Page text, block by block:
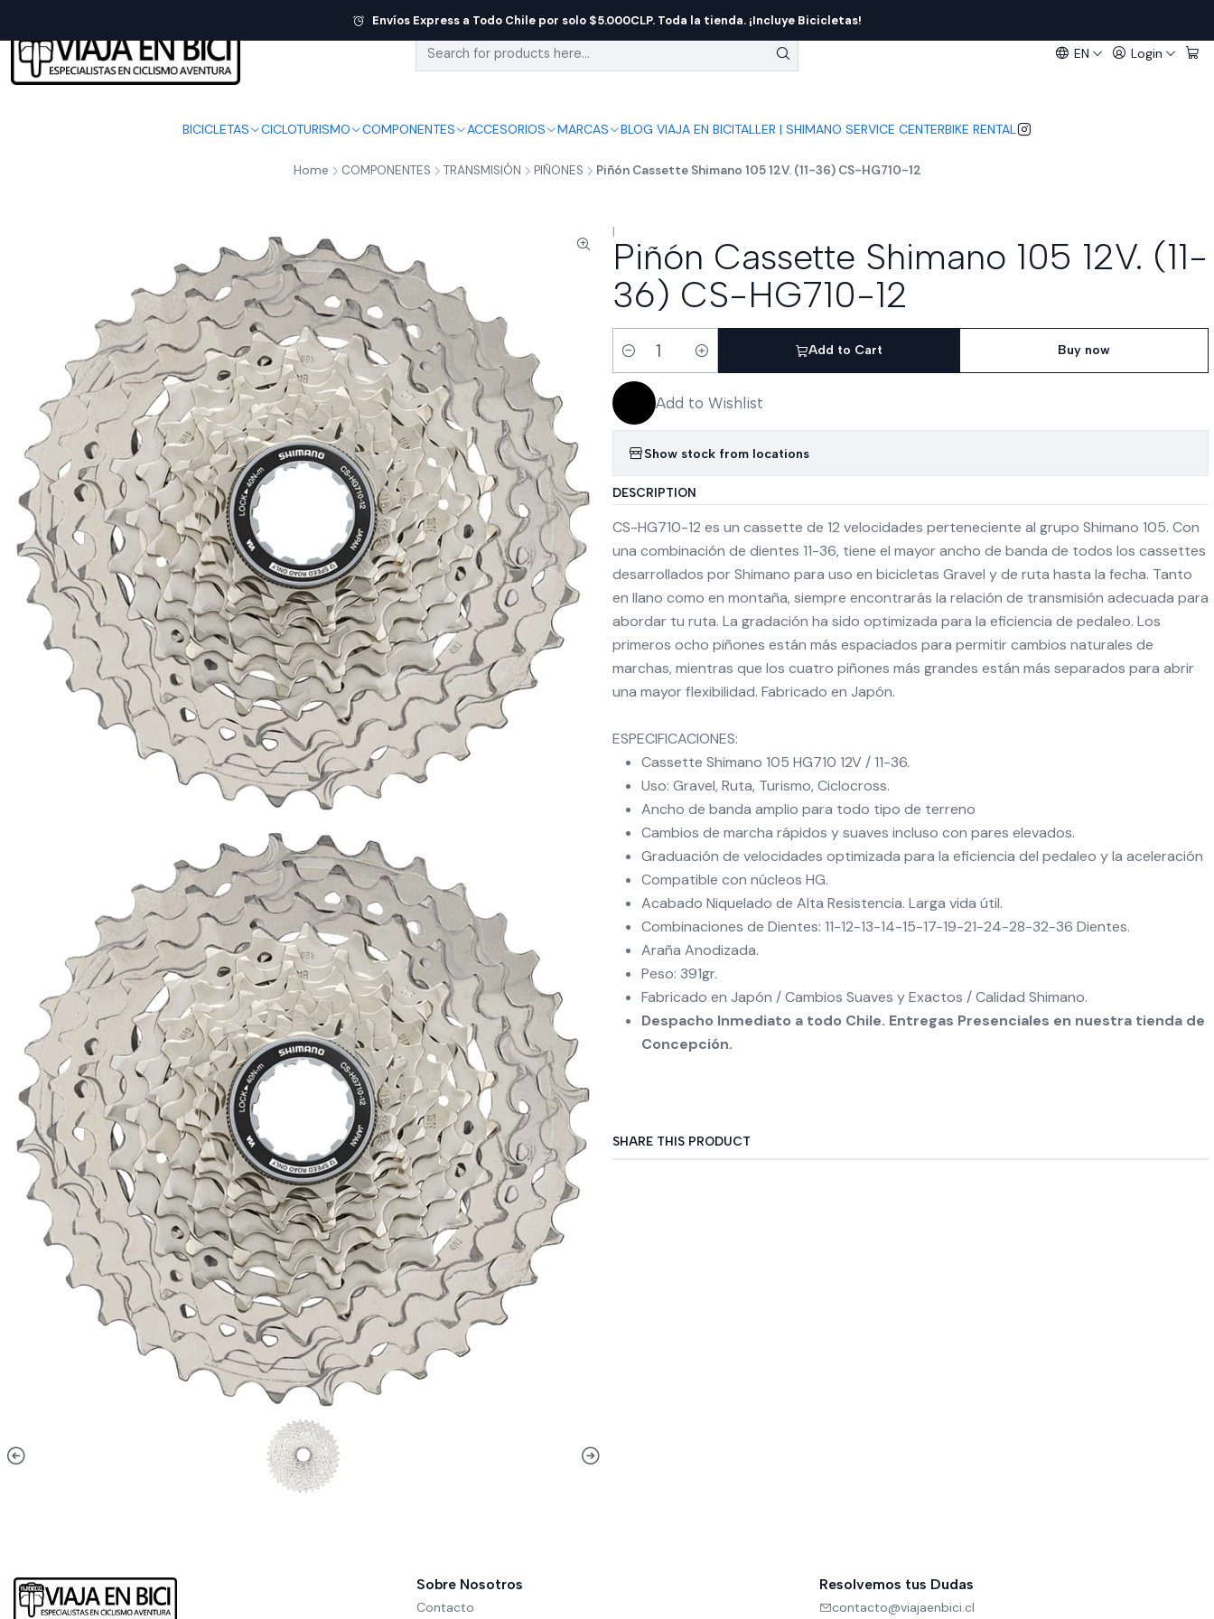
EN Login
BICICLETAS CICLOTURISMO COMPONENTES ACCESORIOS MARCAS BLOG VIAJA EN BICITALLER | SHIMANO SERVICE CENTERBIKE RENTAL
Envíos Express a Todo Chile por solo $5.000CLP. Toda la tienda. ¡Incluye Bicicletas!
Home COMPONENTES TRANSMISIÓN PIÑONES Piñón Cassette Shimano 105 12V. (11-36) CS-HG710-12
|
Piñón Cassette Shimano 105 12V. (11-
36) CS-HG710-12
Quantity
Add to Cart Buy now
Add to Wishlist
Show stock from locations
DESCRIPTION
CS-HG710-12 es un cassette de 12 velocidades perteneciente al grupo Shimano 105. Con
una combinación de dientes 11-36, tiene el mayor ancho de banda de todos los cassettes
desarrollados por Shimano para uso en bicicletas Gravel y de ruta hasta la fecha. Tanto
en llano como en montaña, siempre encontrarás la relación de transmisión adecuada para
abordar tu ruta. La gradación ha sido optimizada para la eficiencia de pedaleo. Los
primeros ocho piñones están más espaciados para permitir cambios naturales de
marchas, mientras que los cuatro piñones más grandes están más separados para abrir
una mayor flexibilidad. Fabricado en Japón.
ESPECIFICACIONES:
Cassette Shimano 105 HG710 12V / 11-36.
Uso: Gravel, Ruta, Turismo, Ciclocross.
Ancho de banda amplio para todo tipo de terreno
Cambios de marcha rápidos y suaves incluso con pares elevados.
Graduación de velocidades optimizada para la eficiencia del pedaleo y la aceleración
Compatible con núcleos HG.
Acabado Niquelado de Alta Resistencia. Larga vida útil.
Combinaciones de Dientes: 11-12-13-14-15-17-19-21-24-28-32-36 Dientes.
Araña Anodizada.
Peso: 391gr.
Fabricado en Japón / Cambios Suaves y Exactos / Calidad Shimano.
Despacho Inmediato a todo Chile. Entregas Presenciales en nuestra tienda de
Concepción.
SHARE THIS PRODUCT
Sobre Nosotros
Contacto
Resolvemos tus Dudas
contacto@viajaenbici.cl